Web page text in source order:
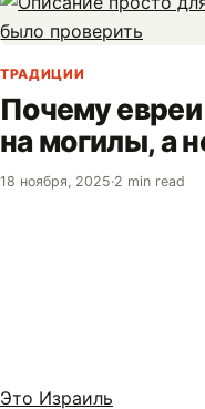
ТРАДИЦИИ
Почему
на могилы, а
18 ноября, 2025·2 min read
Это Израиль